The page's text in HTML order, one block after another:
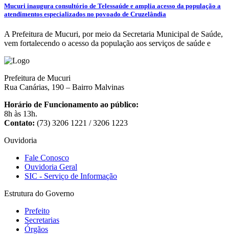
Mucuri inaugura consultório de Telessaúde e amplia acesso da população a
atendimentos especializados no povoado de Cruzelândia
A Prefeitura de Mucuri, por meio da Secretaria Municipal de Saúde,
vem fortalecendo o acesso da população aos serviços de saúde e
Prefeitura de Mucuri
Rua Canárias, 190 – Bairro Malvinas
Horário de Funcionamento ao público:
8h às 13h.
Contato: (73) 3206 1221 / 3206 1223
Ouvidoria
Fale Conosco
Ouvidoria Geral
SIC - Serviço de Informação
Estrutura do Governo
Prefeito
Secretarias
Órgãos